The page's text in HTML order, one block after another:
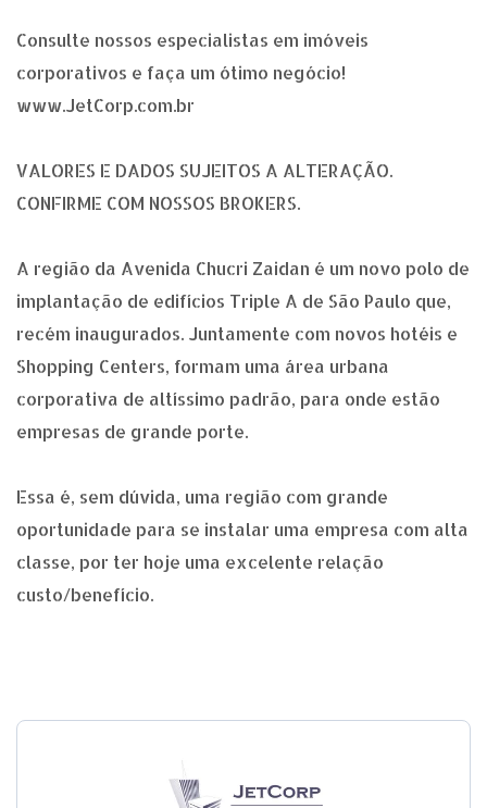
Consulte nossos especialistas em imóveis
corporativos e faça um ótimo negócio!
www.JetCorp.com.br
VALORES E DADOS SUJEITOS A ALTERAÇÃO.
CONFIRME COM NOSSOS BROKERS.
A região da Avenida Chucri Zaidan é um novo polo de
implantação de edifícios Triple A de São Paulo que,
recém inaugurados. Juntamente com novos hotéis e
Shopping Centers, formam uma área urbana
corporativa de altíssimo padrão, para onde estão
empresas de grande porte.
Essa é, sem dúvida, uma região com grande
oportunidade para se instalar uma empresa com alta
classe, por ter hoje uma excelente relação
custo/benefício.